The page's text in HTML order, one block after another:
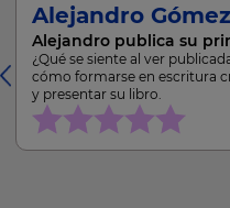
Alejandro Gómez
Alejandro publica su
¿Qué se siente al ver
cómo formarse en escritura
y presentar su libro.